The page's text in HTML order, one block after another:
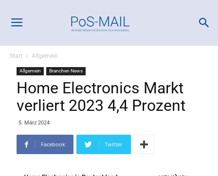
Start Allgemein
Allgemein Branchen News
Home Electronics Markt
verliert 2023 4,4 Prozent
5. März 2024
Facebook Twitter